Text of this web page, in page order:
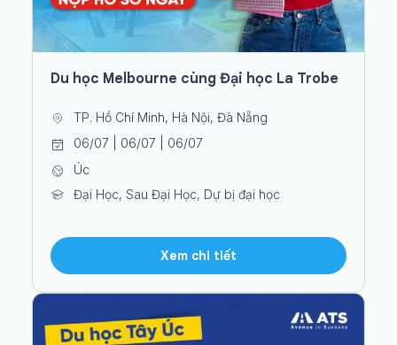
Du học Melbourne cùng Đại học La Trobe
TP. Hồ Chí Minh, Hà Nội, Đà Nẵng
06/07 | 06/07 | 06/07
Úc
Đại Học, Sau Đại Học, Dự bị đại học
Xem chi tiết